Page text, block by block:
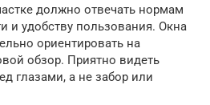
должно отвечать нормам
и удобству пользования. Окна
ориентировать на
обзор. Приятно видеть
глазами, а не забор или